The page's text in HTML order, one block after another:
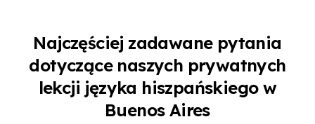
Najczęściej zadawane pytania
dotyczące naszych prywatnych
lekcji języka hiszpańskiego w
Buenos Aires